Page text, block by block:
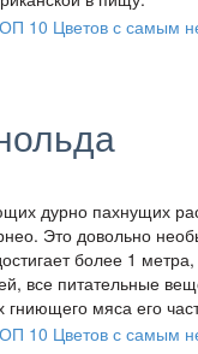
дурно пахнущих
Это довольно
более 1
все питательные
гниющего мяса его